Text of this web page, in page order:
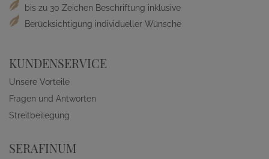
bis zu 30 Zeichen Beschriftung inklusive
Berücksichtigung individueller Wünsche
KUNDENSERVICE
Unsere Vorteile
Fragen und Antworten
Streitbeilegung
SERAFINUM